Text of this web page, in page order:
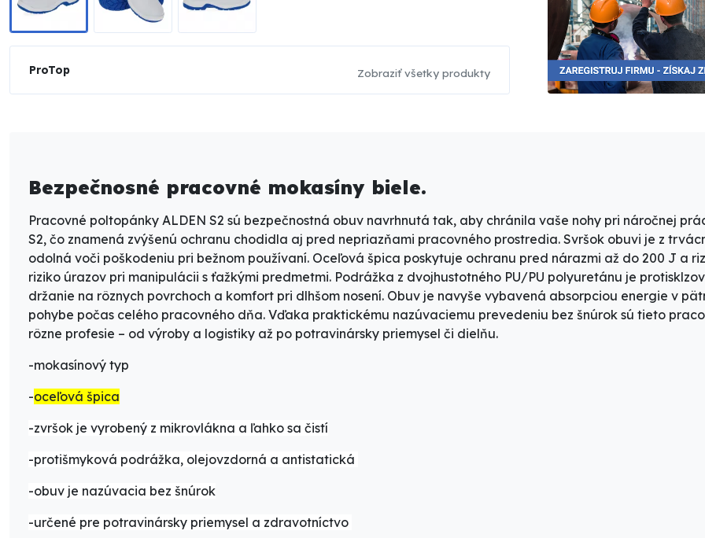
ProTop Zobraziť všetky produkty
Bezpečnosné pracovné mokasíny biele.
Pracovné poltopánky ALDEN S2 sú bezpečnostná obuv navrhnutá tak, aby chránila vaše nohy pri náročnej
S2, čo znamená zvýšenú ochranu chodidla aj pred nepriazňami pracovného prostredia. Svršok obuvi je z
odolná voči poškodeniu pri bežnom používaní. Oceľová špica poskytuje ochranu pred nárazmi až do 200 J a
riziko úrazov pri manipulácii s ťažkými predmetmi. Podrážka z dvojhustotného PU/PU polyuretánu je
držanie na rôznych povrchoch a komfort pri dlhšom nosení. Obuv je navyše vybavená absorpciou energie v
pohybe počas celého pracovného dňa. Vďaka praktickému nazúvaciemu prevedeniu bez šnúrok sú tieto
rôzne profesie – od výroby a logistiky až po potravinársky priemysel či dielňu.
-mokasínový typ
-oceľová špica
-zvršok je vyrobený z mikrovlákna a ľahko sa čistí
-protišmyková podrážka, olejovzdorná a antistatická
-obuv je nazúvacia bez šnúrok
-určené pre potravinársky priemysel a zdravotníctvo